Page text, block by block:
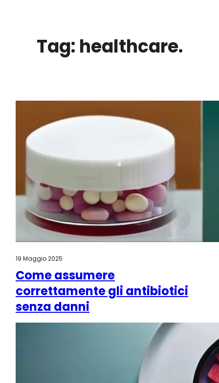
Tag: healthcare.
19 Maggio 2025
Come assumere
correttamente gli antibiotici
senza danni